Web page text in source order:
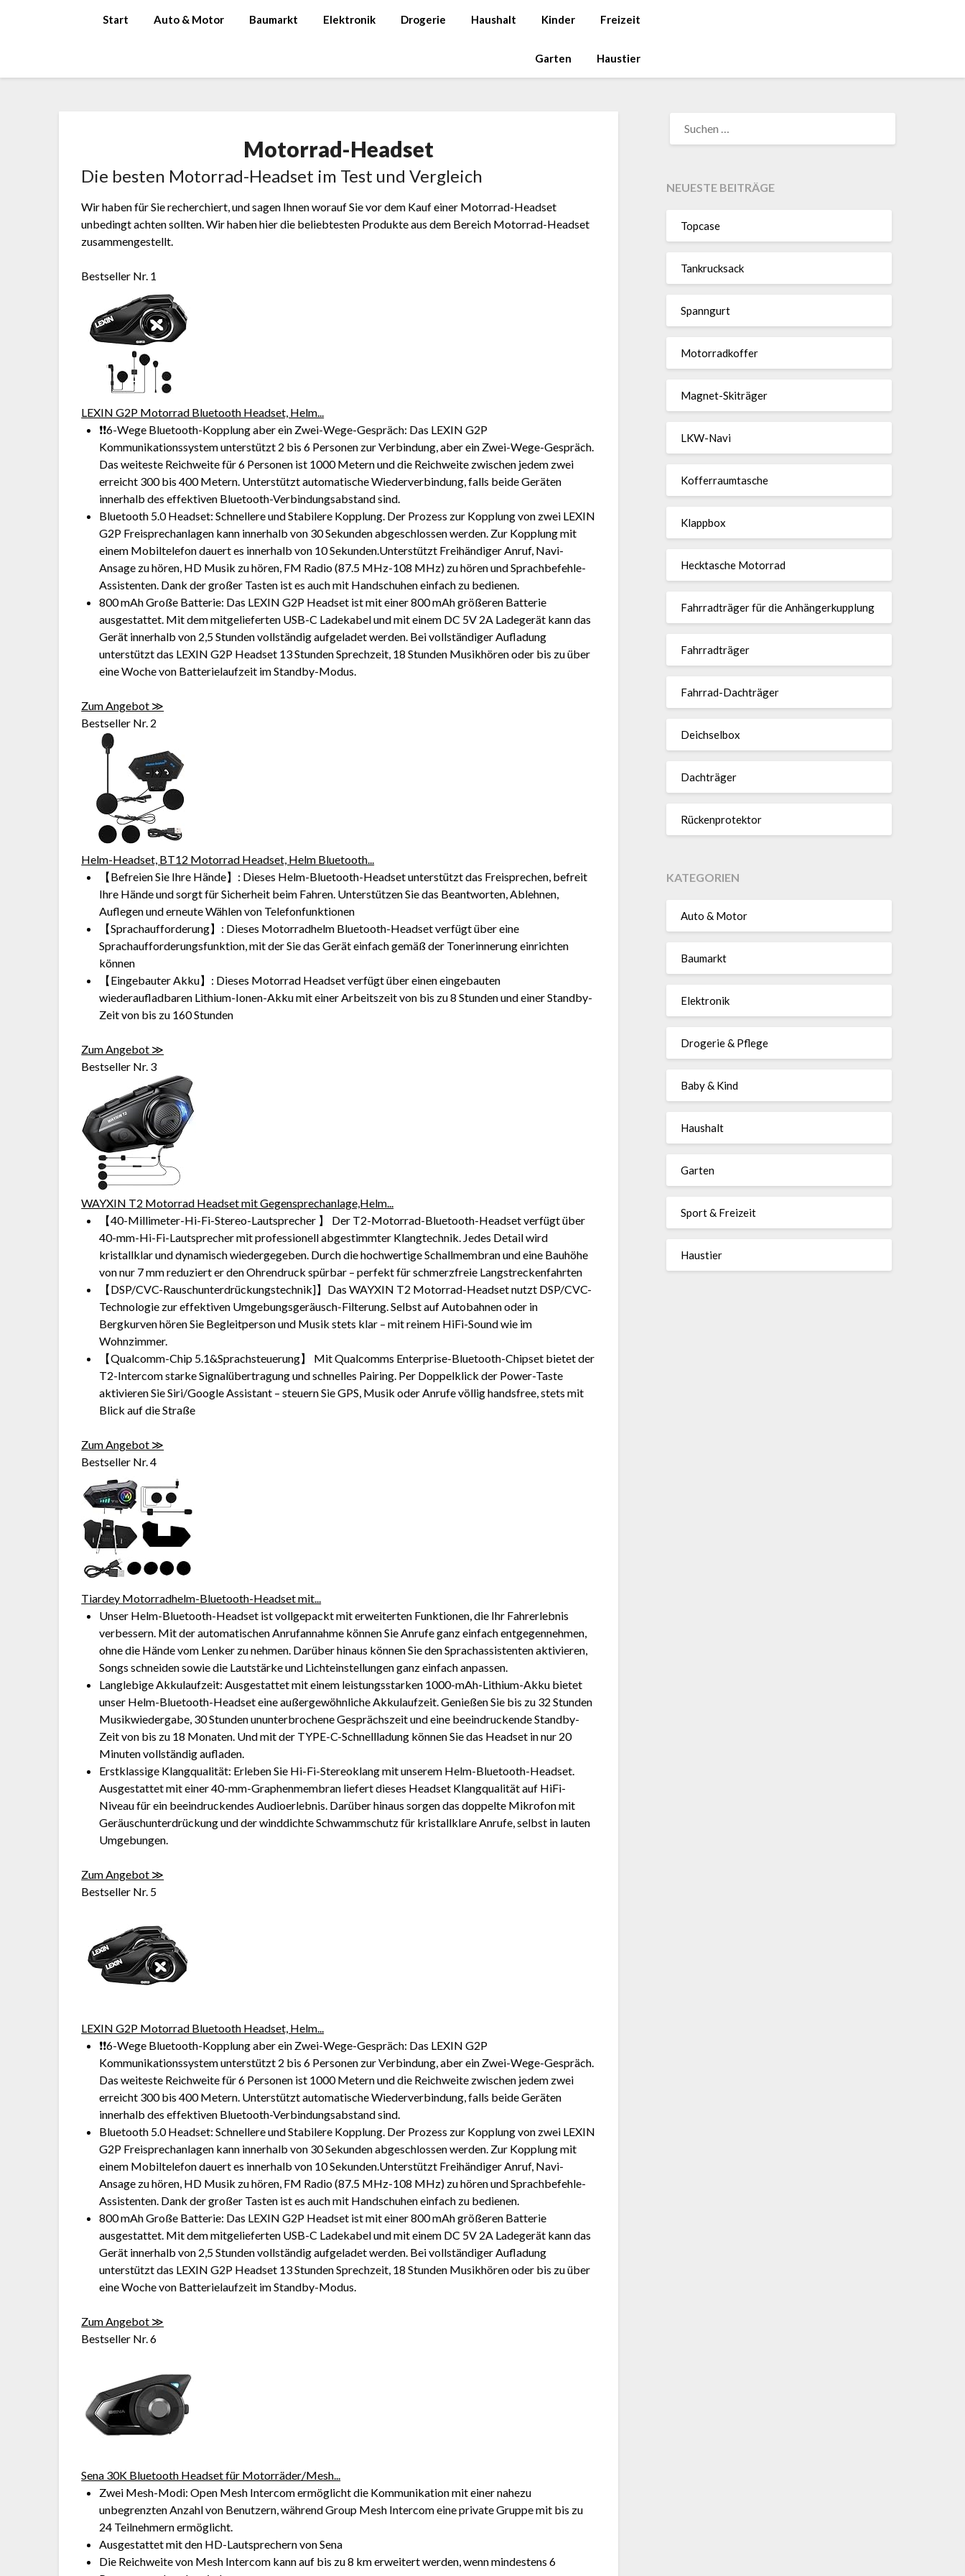
Start Auto & Motor Baumarkt Elektronik Drogerie Haushalt Kinder Freizeit
Garten Haustier
Motorrad-Headset
Die besten Motorrad-Headset im Test und Vergleich
Wir haben für Sie recherchiert, und sagen Ihnen worauf Sie vor dem Kauf einer Motorrad-Headset
unbedingt achten sollten. Wir haben hier die beliebtesten Produkte aus dem Bereich Motorrad-Headset
zusammengestellt.
Bestseller Nr. 1
LEXIN G2P Motorrad Bluetooth Headset, Helm...
❗❗6-Wege Bluetooth-Kopplung aber ein Zwei-Wege-Gespräch: Das LEXIN G2P
Kommunikationssystem unterstützt 2 bis 6 Personen zur Verbindung, aber ein Zwei-Wege-Gespräch.
Das weiteste Reichweite für 6 Personen ist 1000 Metern und die Reichweite zwischen jedem zwei
erreicht 300 bis 400 Metern. Unterstützt automatische Wiederverbindung, falls beide Geräten
innerhalb des effektiven Bluetooth-Verbindungsabstand sind.
Bluetooth 5.0 Headset: Schnellere und Stabilere Kopplung. Der Prozess zur Kopplung von zwei LEXIN
G2P Freisprechanlagen kann innerhalb von 30 Sekunden abgeschlossen werden. Zur Kopplung mit
einem Mobiltelefon dauert es innerhalb von 10 Sekunden.Unterstützt Freihändiger Anruf, Navi-
Ansage zu hören, HD Musik zu hören, FM Radio (87.5 MHz-108 MHz) zu hören und Sprachbefehle-
Assistenten. Dank der großer Tasten ist es auch mit Handschuhen einfach zu bedienen.
800 mAh Große Batterie: Das LEXIN G2P Headset ist mit einer 800 mAh größeren Batterie
ausgestattet. Mit dem mitgelieferten USB-C Ladekabel und mit einem DC 5V 2A Ladegerät kann das
Gerät innerhalb von 2,5 Stunden vollständig aufgeladet werden. Bei vollständiger Aufladung
unterstützt das LEXIN G2P Headset 13 Stunden Sprechzeit, 18 Stunden Musikhören oder bis zu über
eine Woche von Batterielaufzeit im Standby-Modus.
Zum Angebot ≫
Bestseller Nr. 2
Helm-Headset, BT12 Motorrad Headset, Helm Bluetooth...
【Befreien Sie Ihre Hände】: Dieses Helm-Bluetooth-Headset unterstützt das Freisprechen, befreit
Ihre Hände und sorgt für Sicherheit beim Fahren. Unterstützen Sie das Beantworten, Ablehnen,
Auflegen und erneute Wählen von Telefonfunktionen
【Sprachaufforderung】: Dieses Motorradhelm Bluetooth-Headset verfügt über eine
Sprachaufforderungsfunktion, mit der Sie das Gerät einfach gemäß der Tonerinnerung einrichten
können
【Eingebauter Akku】: Dieses Motorrad Headset verfügt über einen eingebauten
wiederaufladbaren Lithium-Ionen-Akku mit einer Arbeitszeit von bis zu 8 Stunden und einer Standby-
Zeit von bis zu 160 Stunden
Zum Angebot ≫
Bestseller Nr. 3
WAYXIN T2 Motorrad Headset mit Gegensprechanlage,Helm...
【40-Millimeter-Hi-Fi-Stereo-Lautsprecher 】 Der T2-Motorrad-Bluetooth-Headset verfügt über
40-mm-Hi-Fi-Lautsprecher mit professionell abgestimmter Klangtechnik. Jedes Detail wird
kristallklar und dynamisch wiedergegeben. Durch die hochwertige Schallmembran und eine Bauhöhe
von nur 7 mm reduziert er den Ohrendruck spürbar – perfekt für schmerzfreie Langstreckenfahrten
【DSP/CVC-Rauschunterdrückungstechnik]】Das WAYXIN T2 Motorrad-Headset nutzt DSP/CVC-
Technologie zur effektiven Umgebungsgeräusch-Filterung. Selbst auf Autobahnen oder in
Bergkurven hören Sie Begleitperson und Musik stets klar – mit reinem HiFi-Sound wie im
Wohnzimmer.
【Qualcomm-Chip 5.1&Sprachsteuerung】 Mit Qualcomms Enterprise-Bluetooth-Chipset bietet der
T2-Intercom starke Signalübertragung und schnelles Pairing. Per Doppelklick der Power-Taste
aktivieren Sie Siri/Google Assistant – steuern Sie GPS, Musik oder Anrufe völlig handsfree, stets mit
Blick auf die Straße
Zum Angebot ≫
Bestseller Nr. 4
Tiardey Motorradhelm-Bluetooth-Headset mit...
Unser Helm-Bluetooth-Headset ist vollgepackt mit erweiterten Funktionen, die Ihr Fahrerlebnis
verbessern. Mit der automatischen Anrufannahme können Sie Anrufe ganz einfach entgegennehmen,
ohne die Hände vom Lenker zu nehmen. Darüber hinaus können Sie den Sprachassistenten aktivieren,
Songs schneiden sowie die Lautstärke und Lichteinstellungen ganz einfach anpassen.
Langlebige Akkulaufzeit: Ausgestattet mit einem leistungsstarken 1000-mAh-Lithium-Akku bietet
unser Helm-Bluetooth-Headset eine außergewöhnliche Akkulaufzeit. Genießen Sie bis zu 32 Stunden
Musikwiedergabe, 30 Stunden ununterbrochene Gesprächszeit und eine beeindruckende Standby-
Zeit von bis zu 18 Monaten. Und mit der TYPE-C-Schnellladung können Sie das Headset in nur 20
Minuten vollständig aufladen.
Erstklassige Klangqualität: Erleben Sie Hi-Fi-Stereoklang mit unserem Helm-Bluetooth-Headset.
Ausgestattet mit einer 40-mm-Graphenmembran liefert dieses Headset Klangqualität auf HiFi-
Niveau für ein beeindruckendes Audioerlebnis. Darüber hinaus sorgen das doppelte Mikrofon mit
Geräuschunterdrückung und der winddichte Schwammschutz für kristallklare Anrufe, selbst in lauten
Umgebungen.
Zum Angebot ≫
Bestseller Nr. 5
LEXIN G2P Motorrad Bluetooth Headset, Helm...
❗❗6-Wege Bluetooth-Kopplung aber ein Zwei-Wege-Gespräch: Das LEXIN G2P
Kommunikationssystem unterstützt 2 bis 6 Personen zur Verbindung, aber ein Zwei-Wege-Gespräch.
Das weiteste Reichweite für 6 Personen ist 1000 Metern und die Reichweite zwischen jedem zwei
erreicht 300 bis 400 Metern. Unterstützt automatische Wiederverbindung, falls beide Geräten
innerhalb des effektiven Bluetooth-Verbindungsabstand sind.
Bluetooth 5.0 Headset: Schnellere und Stabilere Kopplung. Der Prozess zur Kopplung von zwei LEXIN
G2P Freisprechanlagen kann innerhalb von 30 Sekunden abgeschlossen werden. Zur Kopplung mit
einem Mobiltelefon dauert es innerhalb von 10 Sekunden.Unterstützt Freihändiger Anruf, Navi-
Ansage zu hören, HD Musik zu hören, FM Radio (87.5 MHz-108 MHz) zu hören und Sprachbefehle-
Assistenten. Dank der großer Tasten ist es auch mit Handschuhen einfach zu bedienen.
800 mAh Große Batterie: Das LEXIN G2P Headset ist mit einer 800 mAh größeren Batterie
ausgestattet. Mit dem mitgelieferten USB-C Ladekabel und mit einem DC 5V 2A Ladegerät kann das
Gerät innerhalb von 2,5 Stunden vollständig aufgeladet werden. Bei vollständiger Aufladung
unterstützt das LEXIN G2P Headset 13 Stunden Sprechzeit, 18 Stunden Musikhören oder bis zu über
eine Woche von Batterielaufzeit im Standby-Modus.
Zum Angebot ≫
Bestseller Nr. 6
Sena 30K Bluetooth Headset für Motorräder/Mesh...
Zwei Mesh-Modi: Open Mesh Intercom ermöglicht die Kommunikation mit einer nahezu
unbegrenzten Anzahl von Benutzern, während Group Mesh Intercom eine private Gruppe mit bis zu
24 Teilnehmern ermöglicht.
Ausgestattet mit den HD-Lautsprechern von Sena
Die Reichweite von Mesh Intercom kann auf bis zu 8 km erweitert werden, wenn mindestens 6
NACH:
NEUESTE BEITRÄGE
Topcase
Tan­kruck­sack
Spann­gurt
Motor­rad­koffer
Magnet-Ski­träger
LKW-Navi
Kof­fer­raum­ta­sche
Klappbox
Heck­ta­sche Motorrad
Fahr­rad­träger für die Anhän­ger­kup­p­lung
Fahr­rad­träger
Fahrrad-Dach­träger
Deich­selbox
Dach­träger
Rücken­pro­tektor
KATEGORIEN
Auto & Motor
Baumarkt
Elektronik
Drogerie & Pflege
Baby & Kind
Haushalt
Garten
Sport & Freizeit
Haustier